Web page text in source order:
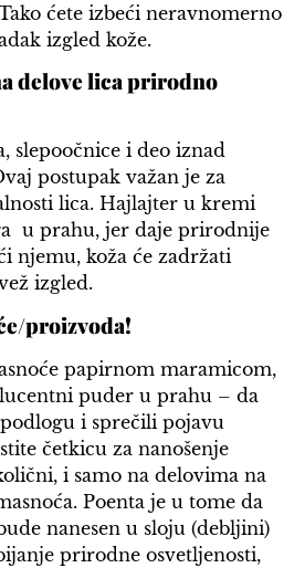
ćete izbeći neravnomerno
izgled kože.
delove lica prirodno
slepoočnice i deo iznad
postupak važan je za
lica. Hajlajter u kremi
u prahu, jer daje prirodnije
njemu, koža će zadržati
izgled.
proizvoda!
papirnom maramicom,
puder u prahu – da
i sprečili pojavu
četkicu za nanošenje
i samo na delovima na
Poenta je u tome da
nanesen u sloju (debljini)
prirodne osvetljenosti,